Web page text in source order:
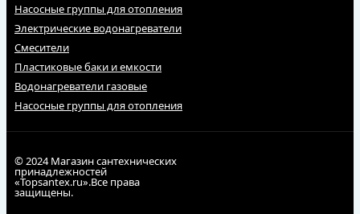
Насосные группы для отопления
Электрические водонагреватели
Смесители
Пластиковые баки и емкости
Водонагреватели газовые
Насосные группы для отопления
© 2024 Магазин сантехнических
принадлежностей
«Topsantex.ru».Все права
защищены.